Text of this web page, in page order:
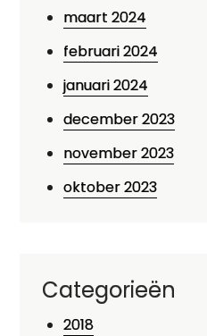
maart 2024
februari 2024
januari 2024
december 2023
november 2023
oktober 2023
Categorieën
2018